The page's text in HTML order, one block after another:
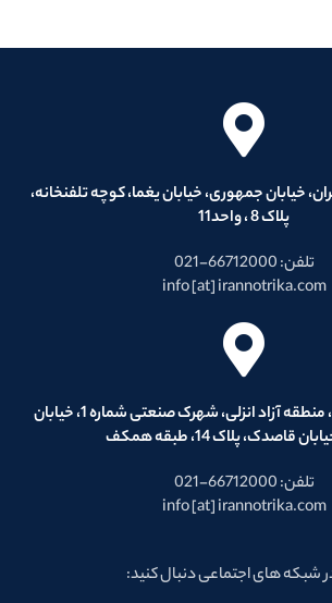
خیابان جمهوری، خیابان یغما، کوچه تلفنخانه،
پلاک 8 ، واحد11
تلفن: 66712000-021
info [at] irannotrika.com
آدرس کارخانه: گیلان، منطقه آزاد انزلی، شهرک صنعتی شماره 1، خیابان
قاصدک، پلاک 14، طبقه همکف
تلفن: 66712000-021
info [at] irannotrika.com
در شبکه های اجتماعی دنبال کنید: